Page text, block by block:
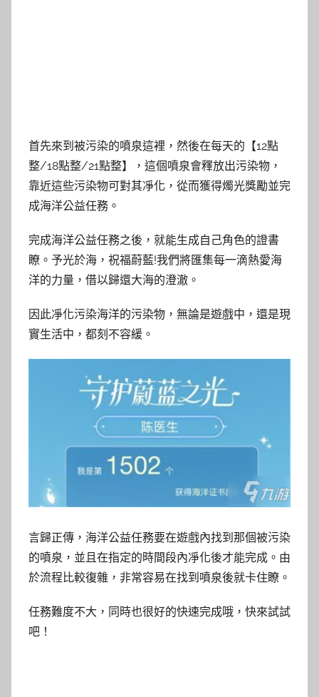
首先來到被污染的噴泉這裡，然後在每天的【12點
整/18點整/21點整】，這個噴泉會釋放出污染物，
靠近這些污染物可對其凈化，從而獲得燭光獎勵並完
成海洋公益任務。
完成海洋公益任務之後，就能生成自己角色的證書
瞭。予光於海，祝福蔚藍!我們將匯集每一滴熱愛海
洋的力量，借以歸還大海的澄澈。
因此凈化污染海洋的污染物，無論是遊戲中，還是現
實生活中，都刻不容緩。
言歸正傳，海洋公益任務要在遊戲內找到那個被污染
的噴泉，並且在指定的時間段內凈化後才能完成。由
於流程比較復雜，非常容易在找到噴泉後就卡住瞭。
任務難度不大，同時也很好的快速完成哦，快來試試
吧！